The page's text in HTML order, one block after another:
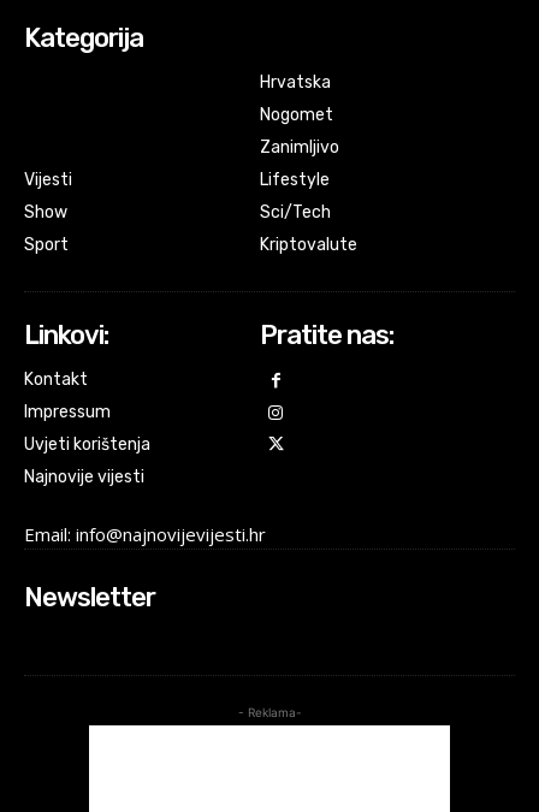
Kategorija
Vijesti
Show
Sport
Hrvatska
Nogomet
Zanimljivo
Lifestyle
Sci/Tech
Kriptovalute
Linkovi:
Kontakt
Impressum
Uvjeti korištenja
Najnovije vijesti
Pratite nas:
Email: info@najnovijevijesti.hr
Newsletter
- Reklama-